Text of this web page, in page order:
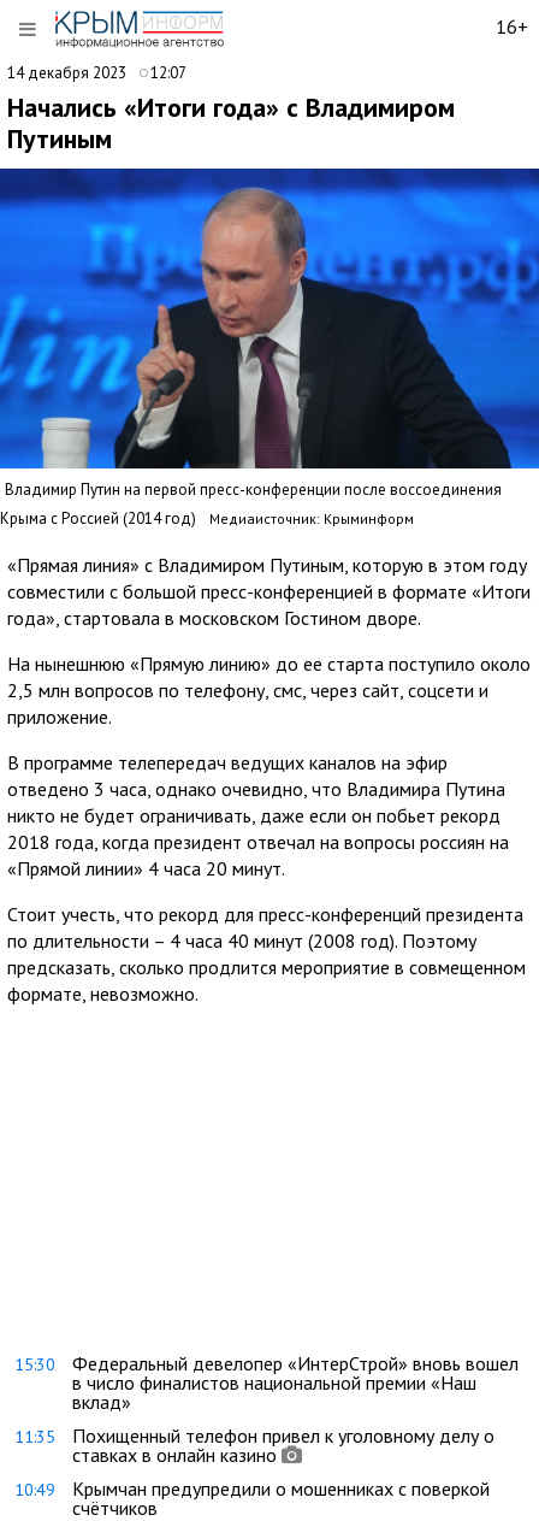
16+
14 декабря 2023 12:07
Начались «Итоги года» с Владимиром
Путиным
Владимир Путин на первой пресс-конференции после воссоединения
Крыма с Россией (2014 год)
Медиаисточник: Крыминформ
«Прямая линия» с Владимиром Путиным, которую в этом году
совместили с большой пресс-конференцией в формате «Итоги
года», стартовала в московском Гостином дворе.
На нынешнюю «Прямую линию» до ее старта поступило около
2,5 млн вопросов по телефону, смс, через сайт, соцсети и
приложение.
В программе телепередач ведущих каналов на эфир
отведено 3 часа, однако очевидно, что Владимира Путина
никто не будет ограничивать, даже если он побьет рекорд
2018 года, когда президент отвечал на вопросы россиян на
«Прямой линии» 4 часа 20 минут.
Стоит учесть, что рекорд для пресс-конференций президента
по длительности – 4 часа 40 минут (2008 год). Поэтому
предсказать, сколько продлится мероприятие в совмещенном
формате, невозможно.
15:30
Федеральный девелопер «ИнтерСтрой» вновь вошел
в число финалистов национальной премии «Наш
вклад»
11:35
Похищенный телефон привел к уголовному делу о
ставках в онлайн казино
10:49
Крымчан предупредили о мошенниках с поверкой
счётчиков